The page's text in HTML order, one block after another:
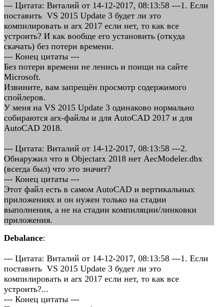
--- Цитата: Виталий от 14-12-2017, 08:13:58 ---1. Если
поставить VS 2015 Update 3 будет ли это
компилировать и arx 2017 если нет, то как все
устроить? И как вообще его установить (откуда
скачать) без потери времени.
--- Конец цитаты ---
Без потери времени не ленись и поищи на сайте
Microsoft.
Извините, вам запрещён просмотр содержимого
спойлеров.
У меня на VS 2015 Update 3 одинаково нормально
собираются arx-файлы и для AutoCAD 2017 и для
AutoCAD 2018.
--- Цитата: Виталий от 14-12-2017, 08:13:58 ---2.
Обнаружил что в Objectarx 2018 нет AecModeler.dbx
(всегда был) что это значит?
--- Конец цитаты ---
Этот файл есть в самом AutoCAD и вертикальных
приложениях и он нужен только на стадии
выполнения, а не на стадии компиляции/линковки
приложения.
Debalance:
--- Цитата: Виталий от 14-12-2017, 08:13:58 ---1. Если
поставить VS 2015 Update 3 будет ли это
компилировать и arx 2017 если нет, то как все
устроить?...
--- Конец цитаты ---